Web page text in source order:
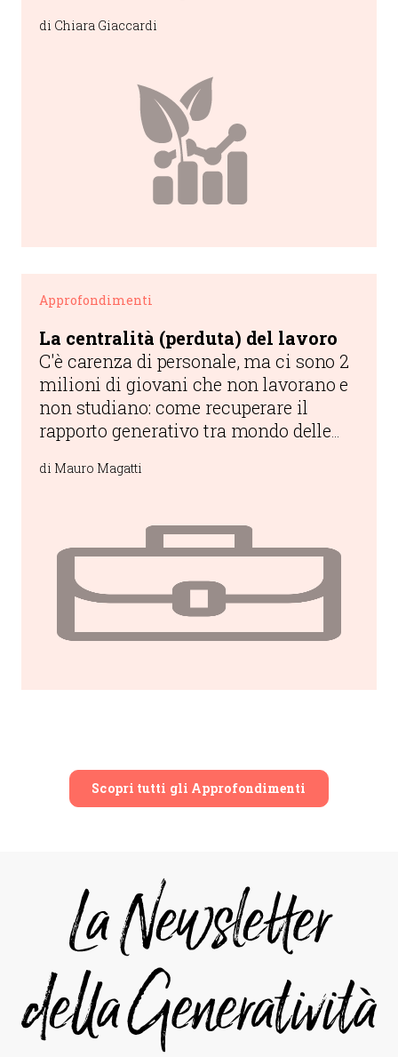
di Chiara Giaccardi
Approfondimenti
La centralità (perduta) del lavoro
C'è carenza di personale, ma ci sono 2
milioni di giovani che non lavorano e
non studiano: come recuperare il
rapporto generativo tra mondo delle
persone reali?
di Mauro Magatti
Scopri tutti gli Approfondimenti